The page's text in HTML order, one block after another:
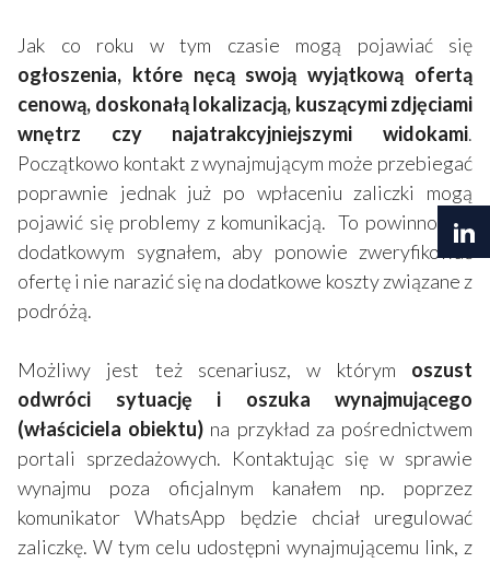
Jak co roku w tym czasie mogą pojawiać się
ogłoszenia, które nęcą swoją wyjątkową ofertą
cenową, doskonałą lokalizacją, kuszącymi zdjęciami
wnętrz czy najatrakcyjniejszymi widokami.
Początkowo kontakt z wynajmującym może przebiegać
poprawnie jednak już po wpłaceniu zaliczki mogą
pojawić się problemy z komunikacją. To powinno być
dodatkowym sygnałem, aby ponowie zweryfikować
ofertę i nie narazić się na dodatkowe koszty związane z
podróżą.
Możliwy jest też scenariusz, w którym oszust
odwróci sytuację i oszuka wynajmującego
(właściciela obiektu) na przykład za pośrednictwem
portali sprzedażowych. Kontaktując się w sprawie
wynajmu poza oficjalnym kanałem np. poprzez
komunikator WhatsApp będzie chciał uregulować
zaliczkę. W tym celu udostępni wynajmującemu link, z